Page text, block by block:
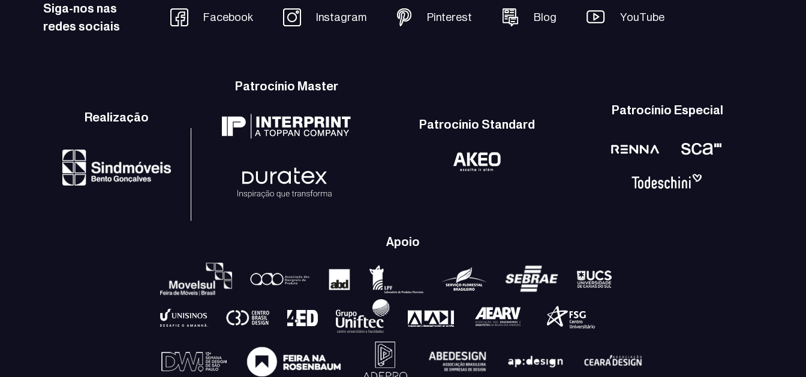
Siga-nos nas
redes sociais
Facebook Instagram Pinterest Blog YouTube
Realização
Patrocínio Master
Patrocínio Standard
Patrocínio Especial
Apoio